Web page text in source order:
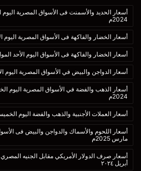
2024م
أسعار الخضار والفاكهة فى الأسواق المصرية اليوم الإثنين
أسعار الخضار والفاكهة فى الأسواق اليوم الأحد الموافق 2 فبراير
أسعار الدواجن والبيض في الأسواق المصرية اليوم الإثنين
2024م
أسعار العملات الأجنبية والذهب والفضة اليوم الخميس الموافق
مارس 2025م
أبريل ٢٠٢٤